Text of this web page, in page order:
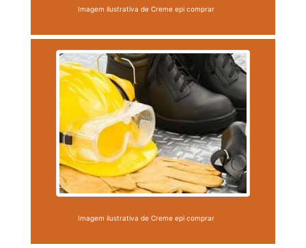
Imagem ilustrativa de Creme epi comprar
Imagem ilustrativa de Creme epi comprar